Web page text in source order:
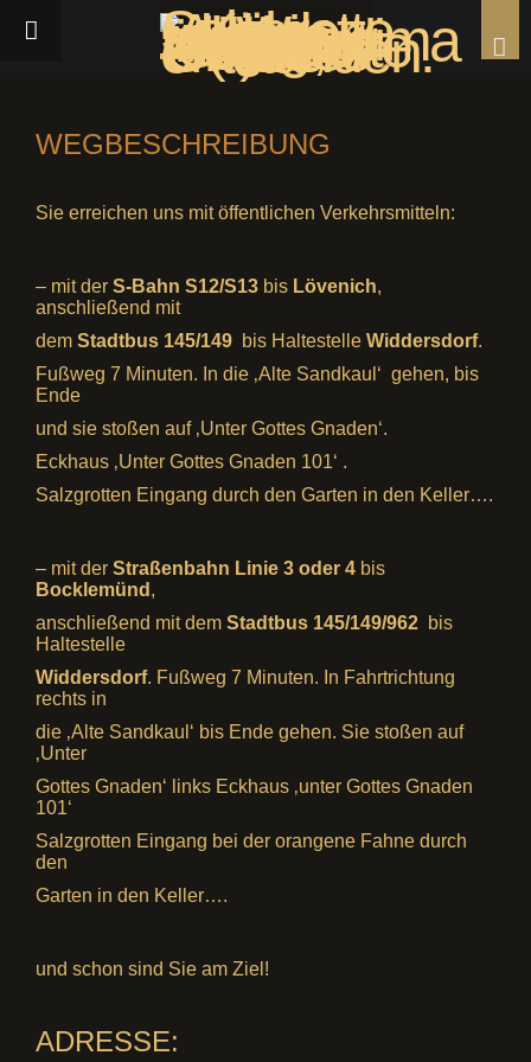
WEGBESCHREIBUNG
Sie erreichen uns mit öffentlichen Verkehrsmitteln:
– mit der S-Bahn S12/S13 bis Lövenich,
anschließend mit
dem Stadtbus 145/149 bis Haltestelle Widdersdorf.
Fußweg 7 Minuten. In die ‚Alte Sandkaul‘ gehen, bis
Ende
und sie stoßen auf ‚Unter Gottes Gnaden‘.
Eckhaus ‚Unter Gottes Gnaden 101‘ .
Salzgrotten Eingang durch den Garten in den Keller….
– mit der Straßenbahn Linie 3 oder 4 bis
Bocklemünd ,
anschließend mit dem Stadtbus 145/149/962 bis
Haltestelle
Widdersdorf. Fußweg 7 Minuten. In Fahrtrichtung
rechts in
die ‚Alte Sandkaul‘ bis Ende gehen. Sie stoßen auf
‚Unter
Gottes Gnaden‘ links Eckhaus ‚unter Gottes Gnaden
101‘
Salzgrotten Eingang bei der orangene Fahne durch
den
Garten in den Keller….
und schon sind Sie am Ziel!
ADRESSE: